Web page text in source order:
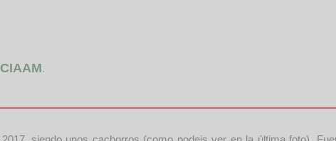
CIAAM.